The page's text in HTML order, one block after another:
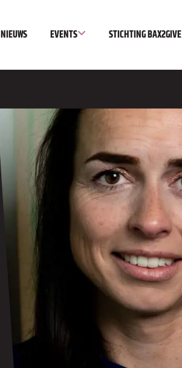
NIEUWS EVENTS STICHTING BAX2GIVE